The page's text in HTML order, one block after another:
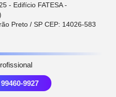
- Edifício FATESA -
Preto / SP CEP: 14026-583
9927